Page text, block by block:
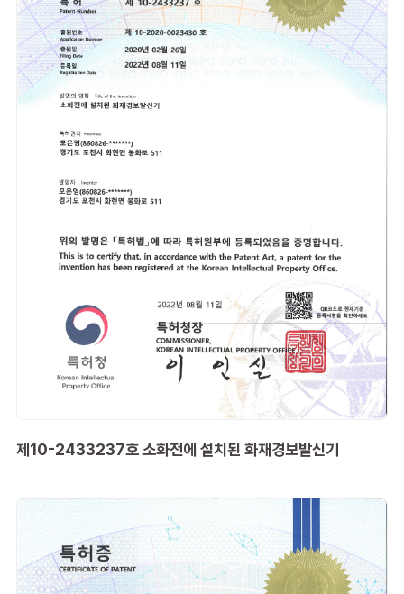
제10-2433237호 소화전에 설치된 화재경보발신기